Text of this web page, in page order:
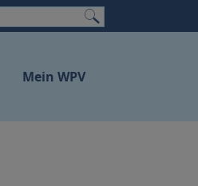
Suchen
Mein WPV